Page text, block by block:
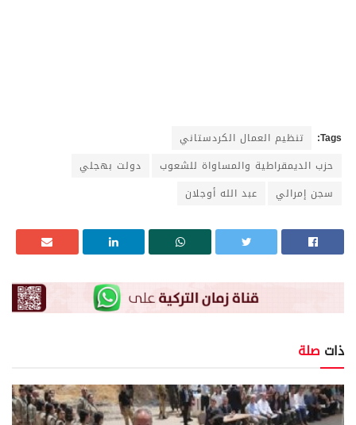
Tags:
تنظيم العمال الكردستاني
حزب الديمقراطية والمساواة للشعوب
دولت بهجلي
سجن إمرالي
عبد الله أوجلان
ذات صلة